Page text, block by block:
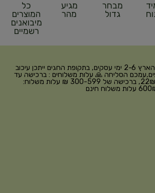
מבחר
גדול
מגיע
מהר
כל
המוצרים
מיבואנים
רשמיים
שירות משלוחים לכל הארץ 2-6 ימי עסקים, בתקופת החגים ייתכן עיכוב
הסליחה 🙏 עלות משלוחים : ברכישה עד
299₪ עלות משלוח 22₪, ברכישה של 300-599 ₪ עלות משלוח: